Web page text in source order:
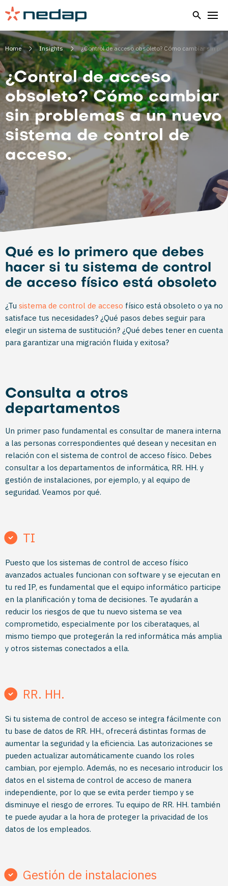
Home Insights ¿Control de acceso obsoleto? Cómo cambiar sin
¿Control de acceso
obsoleto? Cómo cambiar
sin problemas a un nuevo
sistema de control de
acceso.
Qué es lo primero que debes
hacer si tu sistema de control
de acceso físico está obsoleto
¿Tu sistema de control de acceso físico está obsoleto o ya no
satisface tus necesidades? ¿Qué pasos debes seguir para
elegir un sistema de sustitución? ¿Qué debes tener en cuenta
para garantizar una migración fluida y exitosa?
Consulta a otros
departamentos
Un primer paso fundamental es consultar de manera interna
a las personas correspondientes qué desean y necesitan en
relación con el sistema de control de acceso físico. Debes
consultar a los departamentos de informática, RR. HH. y
gestión de instalaciones, por ejemplo, y al equipo de
seguridad. Veamos por qué.
TI
Puesto que los sistemas de control de acceso físico
avanzados actuales funcionan con software y se ejecutan en
tu red IP, es fundamental que el equipo informático participe
en la planificación y toma de decisiones. Te ayudarán a
reducir los riesgos de que tu nuevo sistema se vea
comprometido, especialmente por los ciberataques, al
mismo tiempo que protegerán la red informática más amplia
y otros sistemas conectados a ella.
RR. HH.
Si tu sistema de control de acceso se integra fácilmente con
tu base de datos de RR. HH., ofrecerá distintas formas de
aumentar la seguridad y la eficiencia. Las autorizaciones se
pueden actualizar automáticamente cuando los roles
cambian, por ejemplo. Además, no es necesario introducir los
datos en el sistema de control de acceso de manera
independiente, por lo que se evita perder tiempo y se
disminuye el riesgo de errores. Tu equipo de RR. HH. también
te puede ayudar a la hora de proteger la privacidad de los
datos de los empleados.
Gestión de instalaciones